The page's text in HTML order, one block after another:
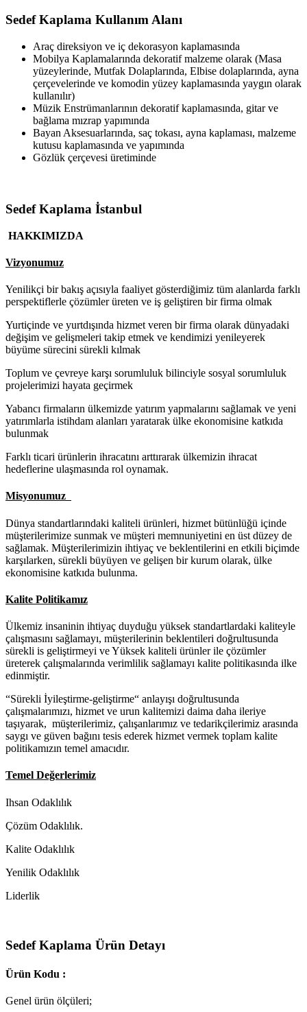
Sedef Kaplama Kullanım Alanı
Araç direksiyon ve iç dekorasyon kaplamasında
Mobilya Kaplamalarında dekoratif malzeme olarak (Masa
yüzeylerinde, Mutfak Dolaplarında, Elbise dolaplarında, ayna
çerçevelerinde ve komodin yüzey kaplamasında yaygın olarak
kullanılır)
Müzik Enstrümanlarının dekoratif kaplamasında, gitar ve
bağlama mızrap yapımında
Bayan Aksesuarlarında, saç tokası, ayna kaplaması, malzeme
kutusu kaplamasında ve yapımında
Gözlük çerçevesi üretiminde
Sedef Kaplama İstanbul
HAKKIMIZDA
Vizyonumuz
Yenilikçi bir bakış açısıyla faaliyet gösterdiğimiz tüm alanlarda farklı
perspektiflerle çözümler üreten ve iş geliştiren bir firma olmak
Yurtiçinde ve yurtdışında hizmet veren bir firma olarak dünyadaki
değişim ve gelişmeleri takip etmek ve kendimizi yenileyerek
büyüme sürecini sürekli kılmak
Toplum ve çevreye karşı sorumluluk bilinciyle sosyal sorumluluk
projelerimizi hayata geçirmek
Yabancı firmaların ülkemizde yatırım yapmalarını sağlamak ve yeni
yatırımlarla istihdam alanları yaratarak ülke ekonomisine katkıda
bulunmak
Farklı ticari ürünlerin ihracatını arttırarak ülkemizin ihracat
hedeflerine ulaşmasında rol oynamak.
Misyonumuz
Dünya standartlarındaki kaliteli ürünleri, hizmet bütünlüğü içinde
müşterilerimize sunmak ve müşteri memnuniyetini en üst düzey de
sağlamak. Müşterilerimizin ihtiyaç ve beklentilerini en etkili biçimde
karşılarken, sürekli büyüyen ve gelişen bir kurum olarak, ülke
ekonomisine katkıda bulunma.
Kalite Politikamız
Ülkemiz insaninin ihtiyaç duyduğu yüksek standartlardaki kaliteyle
çalışmasını sağlamayı, müşterilerinin beklentileri doğrultusunda
sürekli is geliştirmeyi ve Yüksek kaliteli ürünler ile çözümler
üreterek çalışmalarında verimlilik sağlamayı kalite politikasında ilke
edinmiştir.
“Sürekli İyileştirme-geliştirme“ anlayışı doğrultusunda
çalışmalarımızı, hizmet ve urun kalitemizi daima daha ileriye
taşıyarak, müşterilerimiz, çalışanlarımız ve tedarikçilerimiz arasında
saygı ve güven bağını tesis ederek hizmet vermek toplam kalite
politikamızın temel amacıdır.
Temel Değerlerimiz
Ihsan Odaklılık
Çözüm Odaklılık.
Kalite Odaklılık
Yenilik Odaklılık
Liderlik
Sedef Kaplama Ürün Detayı
Ürün Kodu :
Genel ürün ölçüleri;